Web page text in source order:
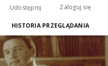
Udostępnij Zaloguj się
HISTORIA PRZEGLĄDANIA